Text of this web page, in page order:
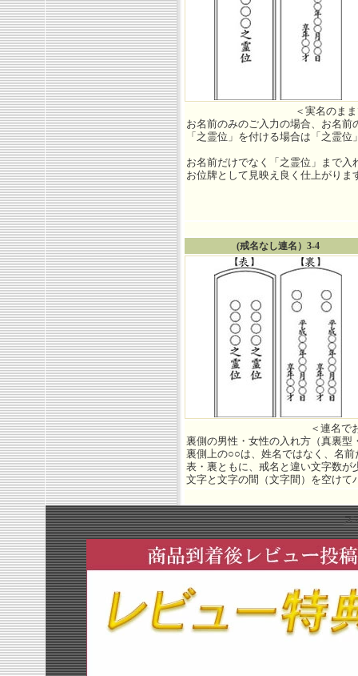
＜実名のま
お名前のみのご入力の場合、お名前
「之霊位」を付ける場合は「之霊
お名前だけでなく「之霊位」まで入
お位牌として見映え良く仕上がりま
(戒名なし連名）3-4
＜連名で
裏側の男性・女性の入れ方（真裏
裏側上の○○は、姓名ではなく、名
表・裏ともに、戒名と違い文字数が
文字と文字の間（文字間）を空けて
ス